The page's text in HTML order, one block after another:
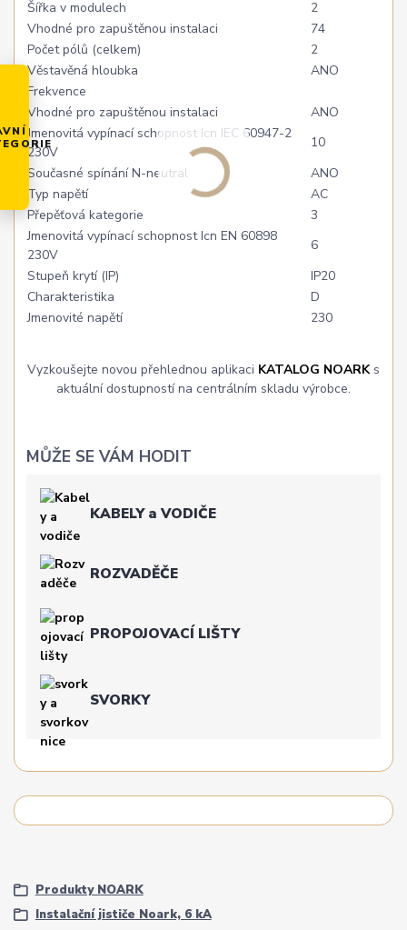
Šířka v modulech
2
Vhodné pro zapuštěnou instalaci
74
Počet pólů (celkem)
2
Věstavěná hloubka
ANO
Frekvence
Vhodné pro zapuštěnou instalaci
ANO
Jmenovitá vypínací schopnost Icn IEC 60947-2
230V
10
Současné spínání N-neutral
ANO
Typ napětí
AC
Přepěťová kategorie
3
Jmenovitá vypínací schopnost Icn EN 60898
230V
6
Stupeň krytí (IP)
IP20
Charakteristika
D
Jmenovité napětí
230
Vyzkoušejte novou přehlednou aplikaci KATALOG NOARKs
aktuální dostupností na centrálním skladu výrobce.
MŮŽE SE VÁM HODIT
KABELY a VODIČE
ROZVADĚČE
PROPOJOVACÍ LIŠTY
SVORKY
Produkty NOARK
Instalační jističe Noark, 6 kA